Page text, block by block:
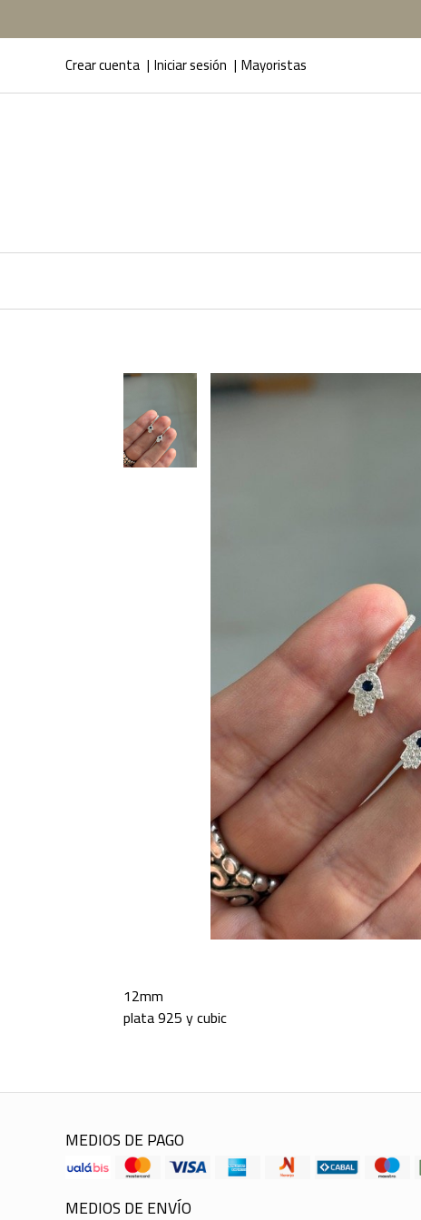
Crear cuenta Iniciar sesión Mayoristas
12mm
plata 925 y cubic
MEDIOS DE PAGO
MEDIOS DE ENVÍO